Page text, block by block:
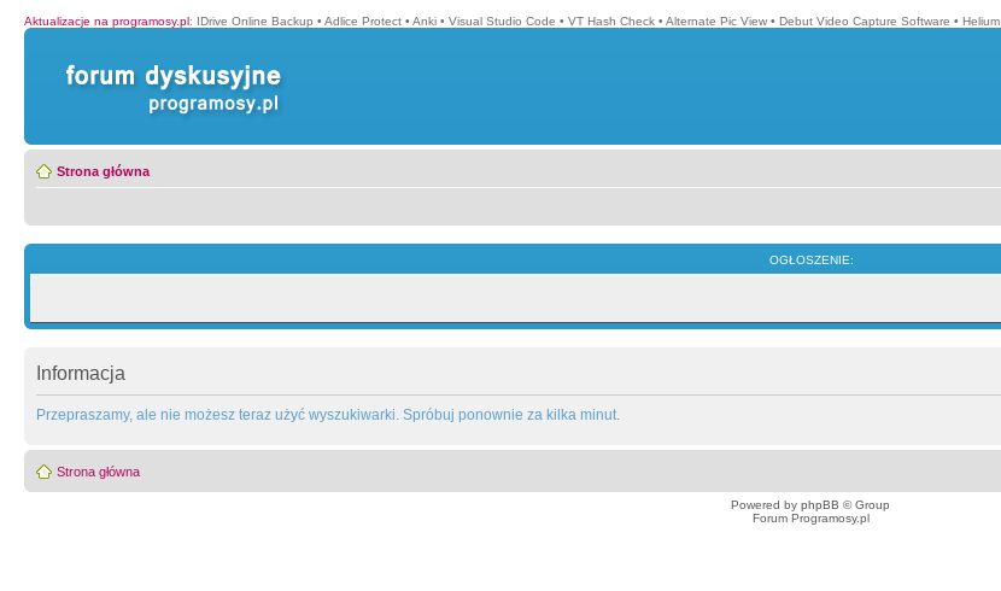
Aktualizacje na programosy.pl: IDrive Online Backup • Adlice Protect • Anki • Visual Studio Code • VT Hash Check • Alternate Pic View • Debut Video Capture Software • Helium
Strona główna
OGŁOSZENIE:
Informacja
Przepraszamy, ale nie możesz teraz użyć wyszukiwarki. Spróbuj ponownie za kilka minut.
Strona główna
Powered by phpBB © Group
Forum Programosy.pl